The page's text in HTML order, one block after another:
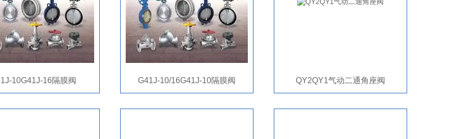
10G41J-16隔膜阀 G41J-10/16G41J-10隔膜阀 QY2QY1气动二通角座阀